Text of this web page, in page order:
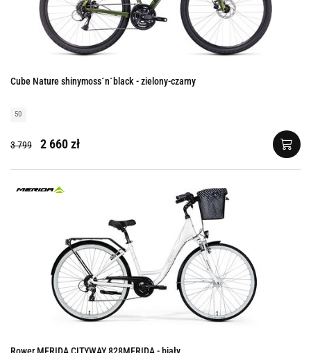
Cube Nature shinymoss´n´black - zielony-czarny
50
3 799 2 660 zł
Rower MERIDA CITYWAY 828MERIDA - biały